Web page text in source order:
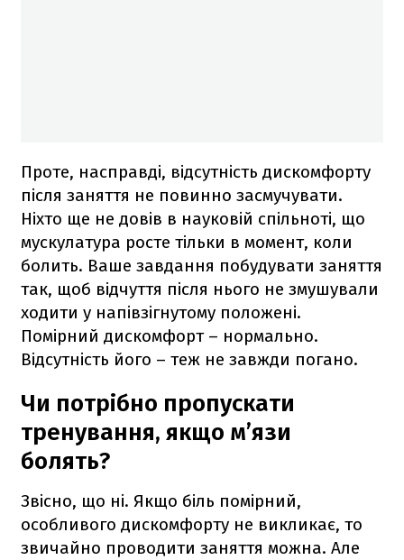
Проте, насправді, відсутність дискомфорту
після заняття не повинно засмучувати.
Ніхто ще не довів в науковій спільноті, що
мускулатура росте тільки в момент, коли
болить. Ваше завдання побудувати заняття
так, щоб відчуття після нього не змушували
ходити у напівзігнутому положені.
Помірний дискомфорт – нормально.
Відсутність його – теж не завжди погано.
Чи потрібно пропускати
тренування, якщо м’язи
болять?
Звісно, що ні. Якщо біль помірний,
особливого дискомфорту не викликає, то
звичайно проводити заняття можна. Але